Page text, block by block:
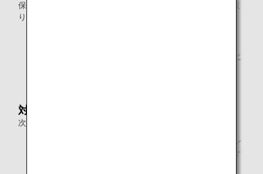
保安検査の際、以下の条件を満たす液体類は、バッグから取
り出さずに検査を受けることができます。
金属製や二重構造の容器は、検査前に中身を完全に空に
対象便
次の国/地区を出発するすべての便が対象となります。
国際線のみ：日本、韓国、台湾、香港、ベトナム、シン
ガポール、インドネシア、ミャンマー、マレーシア、オ